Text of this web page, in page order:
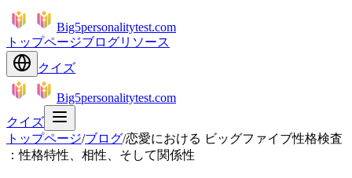
Big5personalitytest.com
トップページブログリソース
クイズ
Big5personalitytest.com
クイズ
トップページ/ブログ/恋愛における ビッグファイブ性格検査
：性格特性、相性、そして関係性